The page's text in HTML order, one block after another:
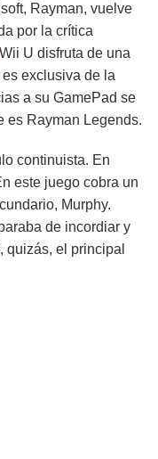
Rayman, vuelve
por la crítica
U disfruta de una
exclusiva de la
a su GamePad se
es Rayman Legends.
continuista. En
este juego cobra un
Murphy.
de incordiar y
quizás, el principal